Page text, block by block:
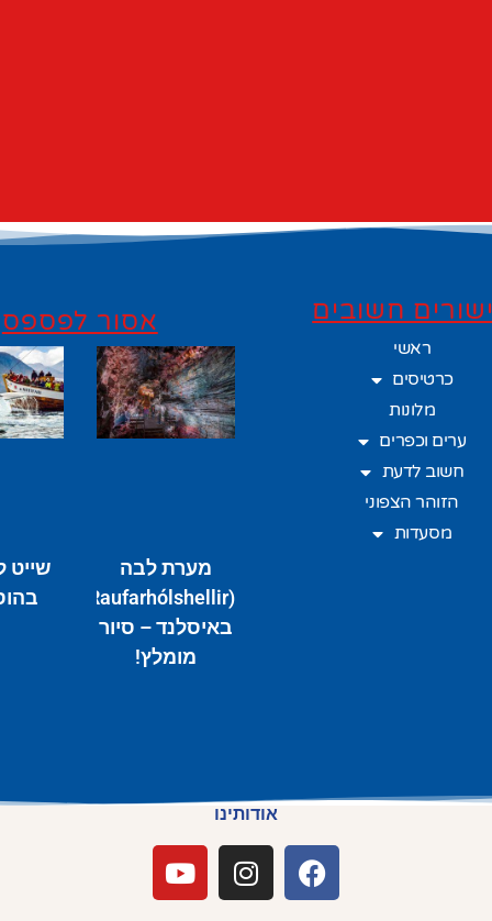
חשובים
ראשי
כרטיסים
מלונות
ערים וכפרים
חשוב לדעת
הזוהר הצפוני
מסעדות
אסור לפספס
מערת לבה
באיסלנד – סיור
מומלץ!
שייט
אודותינו